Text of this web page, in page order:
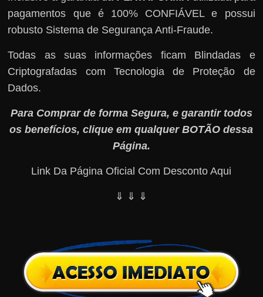
pagamentos que é 100% CONFIÁVEL e possui
robusto Sistema de Segurança Anti-Fraude.
Todas as suas informações ficam Blindadas e
Criptografadas com Tecnologia de Proteção de
Dados.
Para Comprar de forma Segura, e garantir todos
os benefícios, clique em qualquer BOTÃO dessa
Página.
Link Da Página Oficial Com Desconto Aqui
⇓ ⇓ ⇓